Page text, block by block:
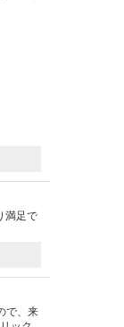
満足で
で、来